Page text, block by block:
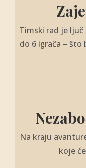
Timski rad je ljuč
do 6 igrača – što
Na kraju
koje